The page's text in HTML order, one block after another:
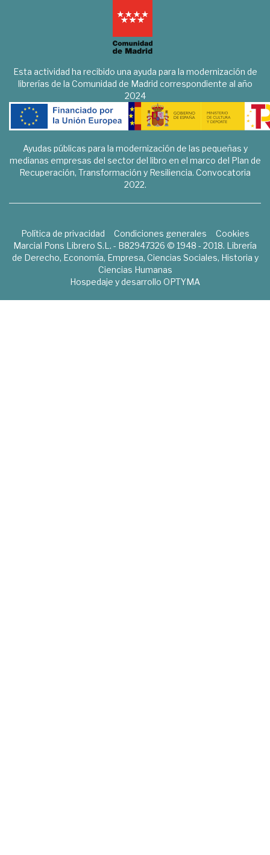
Esta actividad ha recibido una ayuda para la modernización de
librerías de la Comunidad de Madrid correspondiente al año
2024
Ayudas públicas para la modernización de las pequeñas y
medianas empresas del sector del libro en el marco del Plan de
Recuperación, Transformación y Resiliencia. Convocatoria
2022.
Política de privacidad Condiciones generales
Cookies
Marcial Pons Librero S.L. - B82947326 © 1948 - 2018. Librería
de Derecho, Economía, Empresa, Ciencias Sociales, Historia y
Ciencias Humanas
Hospedaje y desarrollo OPTYMA